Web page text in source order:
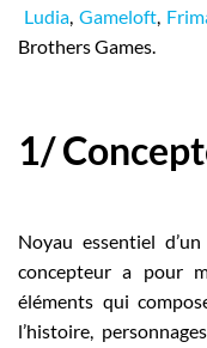
Ludia, Gameloft,
Brothers Games.
1/
Noyau essentiel
concepteur a pour
éléments qui
l’histoire,